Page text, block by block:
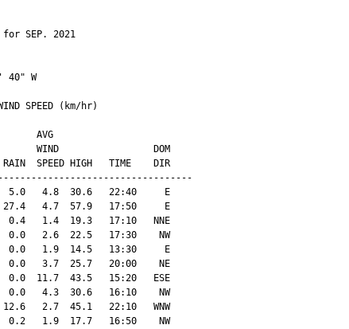
SEP. 2021
40" W
SPEED (km/hr)
AVG
WIND                 DOM
SPEED HIGH   TIME    DIR
5.0   4.8  30.6   22:40     E
4.7  57.9   17:50     E
1.4  19.3   17:10   NNE
2.6  22.5   17:30    NW
0.0   1.9  14.5   13:30     E
3.7  25.7   20:00    NE
11.7  43.5   15:20   ESE
4.3  30.6   16:10    NW
2.7  45.1   22:10   WNW
1.9  17.7   16:50    NW